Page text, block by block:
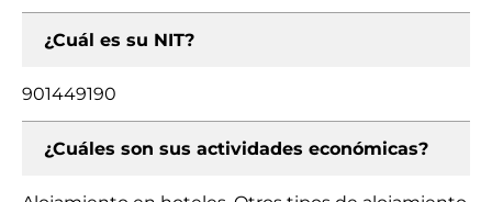
¿Cuál es su NIT?
901449190
¿Cuáles son sus actividades económicas?